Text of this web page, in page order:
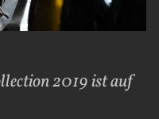
2019 ist auf